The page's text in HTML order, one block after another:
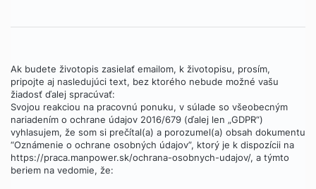
Ak budete životopis zasielať emailom, k životopisu, prosím,
pripojte aj nasledujúci text, bez ktorého nebude možné vašu
žiadosť ďalej spracúvať:
Svojou reakciou na pracovnú ponuku, v súlade so všeobecným
nariadením o ochrane údajov 2016/679 (ďalej len „GDPR“)
vyhlasujem, že som si prečítal(a) a porozumel(a) obsah dokumentu
“Oznámenie o ochrane osobných údajov”, ktorý je k dispozícii na
https://praca.manpower.sk/ochrana-osobnych-udajov/, a týmto
beriem na vedomie, že: